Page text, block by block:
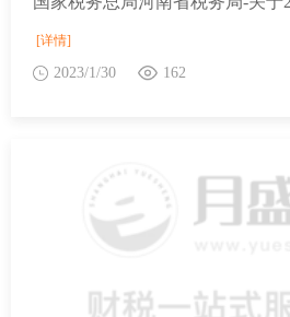
[详情]
2023/1/30 162